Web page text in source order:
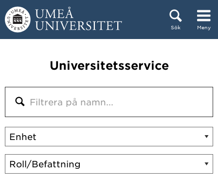
Hoppa direkt till innehållet
Sök Meny
Universitetsservice